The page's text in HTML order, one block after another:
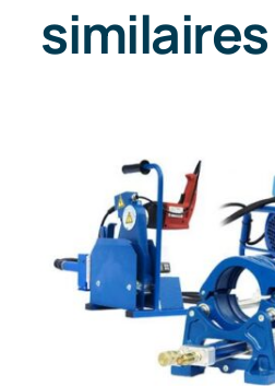
similaires
DETAILS